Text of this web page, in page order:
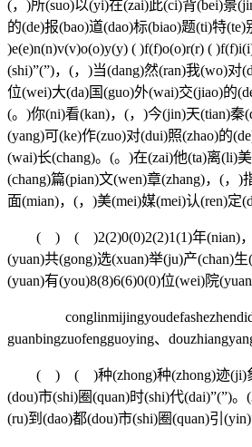
(，)所(suo)以(yi)在(zai)此(ci)背(bei)景
的(de)报(bao)道(dao)标(biao)题(ti)特(te)
)e(e)n(n)v(v)o(o)y(y) ( )f(f)o(o)r(r) (
(shi)”(”)，(，)当(dang)然(ran)我(wo)
位(wei)大(da)国(guo)外(wai)交(jiao)的
(。)你(ni)看(kan)，(，)今(jin)天(tian)秦
(yang)可(ke)作(zuo)对(dui)照(zhao)的
(wai)长(chang)。(。)在(zai)他(ta)离(li)
(chang)篇(pian)文(wen)章(zhang)，(，
面(mian)，(，)美(mei)媒(mei)认(ren)定
( ) ( )2(2)0(0)2(2)1(1)年(nian)，(，)
(yuan)共(gong)选(xuan)举(ju)产(chan)
(yuan)有(you)8(8)6(6)0(0)位(wei)院
guanbingzuofengguoying、
( ) ( )种(zhong)种(zhong)迹(ji)象
(dou)市(shi)圈(quan)时(shi)代(dai)”(”)
(ru)到(dao)都(dou)市(shi)圈(quan)引